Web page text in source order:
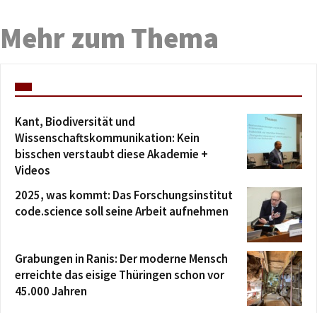
Mehr zum Thema
Kant, Biodiversität und
Wissenschaftskommunikation: Kein
bisschen verstaubt diese Akademie +
Videos
2025, was kommt: Das Forschungsinstitut
code.science soll seine Arbeit aufnehmen
Grabungen in Ranis: Der moderne Mensch
erreichte das eisige Thüringen schon vor
45.000 Jahren